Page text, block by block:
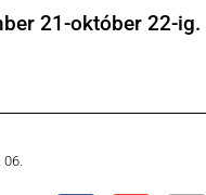
21-október 22-ig.